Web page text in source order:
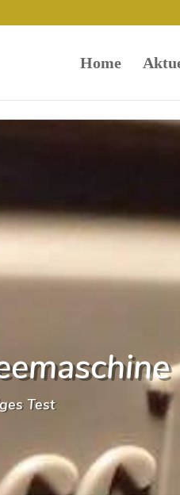
Home
Test